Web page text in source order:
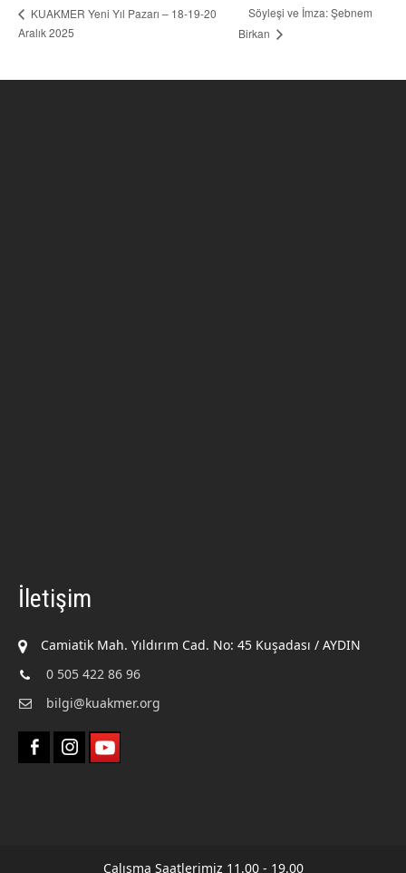
KUAKMER Yeni Yıl Pazarı – 18-19-20
Aralık 2025
Söyleşi ve İmza: Şebnem
Birkan
İletişim
Camiatik Mah. Yıldırım Cad. No: 45 Kuşadası / AYDIN
0 505 422 86 96
bilgi@kuakmer.org
Çalışma Saatlerimiz 11.00 - 19.00